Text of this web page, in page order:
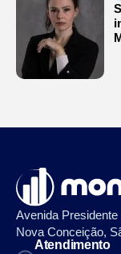
Avenida
Nova Conceição,
Atendimento